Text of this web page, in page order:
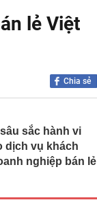
sau kỳ
USD
nhật
lẻ Việt
Chia sẻ
sắc hành vi
dịch vụ khách
nghiệp bán lẻ